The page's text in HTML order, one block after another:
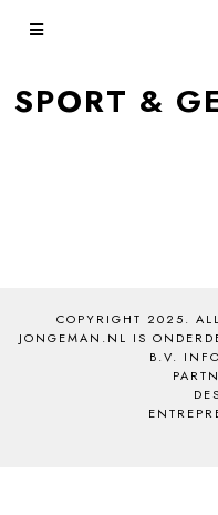
SPORT &
COPYRIGHT 2025.
JONGEMAN.NL IS
B.V.